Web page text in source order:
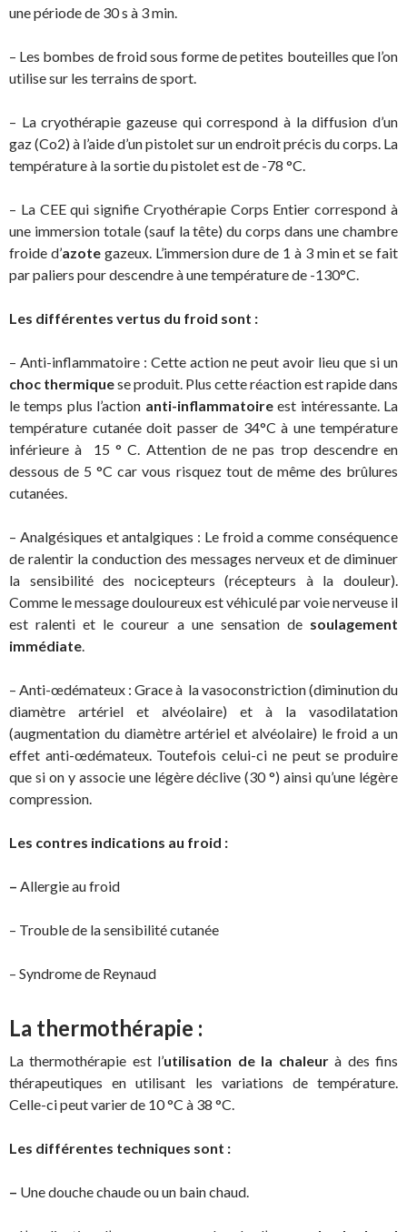
une période de 30 s à 3 min.
– Les bombes de froid sous forme de petites bouteilles que l’on
utilise sur les terrains de sport.
– La cryothérapie gazeuse qui correspond à la diffusion d’un
gaz (Co2) à l’aide d’un pistolet sur un endroit précis du corps. La
température à la sortie du pistolet est de -78 °C.
– La CEE qui signifie Cryothérapie Corps Entier correspond à
une immersion totale (sauf la tête) du corps dans une chambre
froide d’azotegazeux. L’immersion dure de 1 à 3 min et se fait
par paliers pour descendre à une température de -130°C.
Les différentes vertus du froid sont :
– Anti-inflammatoire : Cette action ne peut avoir lieu que si un
choc thermiquese produit. Plus cette réaction est rapide dans
le temps plus l’action anti-inflammatoireest intéressante. La
température cutanée doit passer de 34°C à une température
inférieure à 15 ° C. Attention de ne pas trop descendre en
dessous de 5 °C car vous risquez tout de même des brûlures
cutanées.
– Analgésiques et antalgiques : Le froid a comme conséquence
de ralentir la conduction des messages nerveux et de diminuer
la sensibilité des nocicepteurs (récepteurs à la douleur).
Comme le message douloureux est véhiculé par voie nerveuse il
est ralenti et le coureur a une sensation de soulagement
immédiate.
– Anti-œdémateux : Grace à la vasoconstriction (diminution du
diamètre artériel et alvéolaire) et à la vasodilatation
(augmentation du diamètre artériel et alvéolaire) le froid a un
effet anti-œdémateux. Toutefois celui-ci ne peut se produire
que si on y associe une légère déclive (30 °) ainsi qu’une légère
compression.
Les contres indications au froid :
– Allergie au froid
– Trouble de la sensibilité cutanée
– Syndrome de Reynaud
La thermothérapie :
La thermothérapie est l’utilisation de la chaleurà des fins
thérapeutiques en utilisant les variations de température.
Celle-ci peut varier de 10 °C à 38 °C.
Les différentes techniques sont :
– Une douche chaude ou un bain chaud.